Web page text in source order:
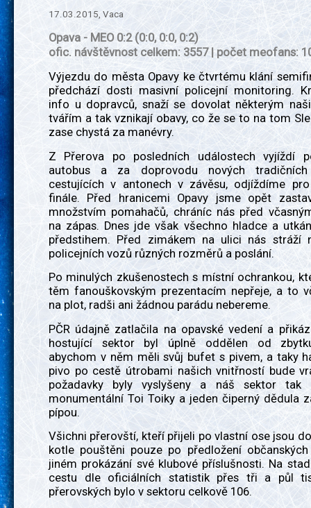
17.03.2015, Vaca
Opava - MEO 0:2 (0:0, 0:0, 0:2)
ofic. návštěvnost celkem: 3557 | počet meofans:
Výjezdu do města Opavy ke čtvrtému klání
předchází dosti masivní policejní monitoring.
info u dopravců, snaží se dovolat některým
tvářím a tak vznikají obavy, co že se to na tom
zase chystá za manévry.
Z Přerova po posledních událostech vyjíždí
autobus a za doprovodu nových tradičních
cestujících v antonech v závěsu, odjíždíme
finále. Před hranicemi Opavy jsme opět
množstvím pomahačů, chráníc nás před
na zápas. Dnes jde však všechno hladce a
předstihem. Před zimákem na ulici nás stráží
policejních vozů různých rozměrů a poslání.
Po minulých zkušenostech s místní ochrankou,
těm fanouškovským prezentacím nepřeje, a to
na plot, radši ani žádnou parádu nebereme.
PČR údajně zatlačila na opavské vedení a
hostující sektor byl úplně oddělen od
abychom v něm měli svůj bufet s pivem, a taky
pivo po cestě útrobami našich vnitřností bude
požadavky byly vyslyšeny a náš sektor tak
monumentální Toi Toiky a jeden čiperný dědula
pípou.
Všichni přerovští, kteří přijeli po vlastní ose jsou
kotle pouštěni pouze po předložení
jiném prokázání své klubové příslušnosti. Na
cestu dle oficiálních statistik přes tři a půl
přerovských bylo v sektoru celkově 106.